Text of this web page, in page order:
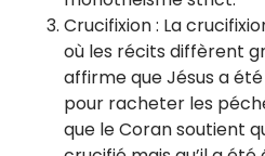
Crucifixion : La
où les récits diffèrent
affirme que Jésus a
pour racheter les
que le Coran soutient